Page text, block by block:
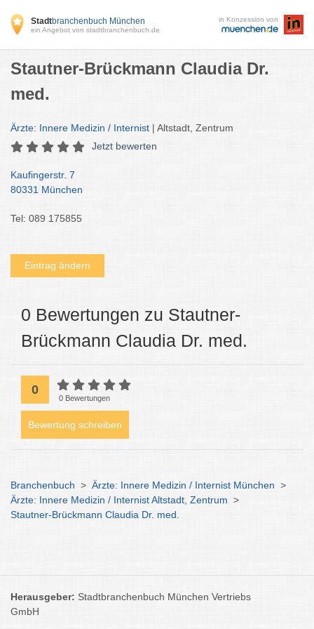
Stadtbranchenbuch München
ein Angebot von stadtbranchenbuch.de
in Konzession von
Stautner-Brückmann Claudia Dr.
med.
Ärzte: Innere Medizin / Internist | Altstadt, Zentrum
Jetzt bewerten
Kaufingerstr. 7
80331 München
Tel: 089 175855
Eintrag ändern
0 Bewertungen zu Stautner-
Brückmann Claudia Dr. med.
0
0 Bewertungen
Bewertung schreiben
Branchenbuch > Ärzte: Innere Medizin / Internist München >
Ärzte: Innere Medizin / Internist Altstadt, Zentrum >
Stautner-Brückmann Claudia Dr. med.
Herausgeber: Stadtbranchenbuch München Vertriebs
GmbH